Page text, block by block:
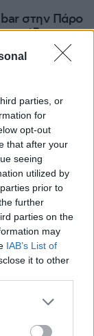
parties, or
for
opt-out
that after your
seeing
utilized by
prior to
further
parties on the
may
IAB’s List of
it to other
more Google
may click to
στην Πάρο
άδεια της